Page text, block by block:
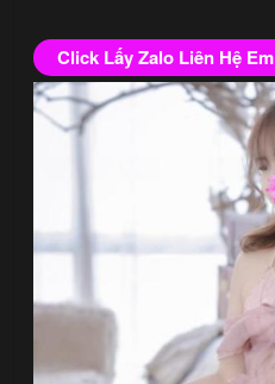
Click Lấy Zalo Liên Hệ Em